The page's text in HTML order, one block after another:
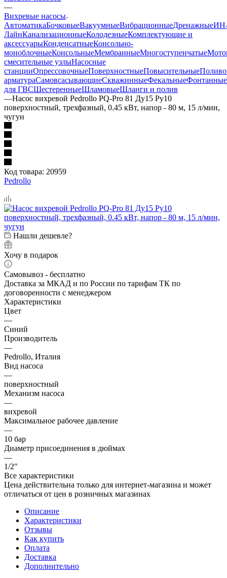
—
Вихревые насосы
АвтоматикаБочковыеВакуумныеВибрационныеДренажные
ЛайнКанализационныеКолодезныеКомплектующие и
аксессуарыКонденсатныеКонсольно-
моноблочныеКонсольныеМембранныеМногоступенчатые
смесительные узлыНасосные
станцииОпрессовочныеПоверхностныеПовысительные
арматураСамовсасывающиеСкважинныеФекальныеФонтанные
для ГВСШестеренныеШламовыеШланги и полив
—Насос вихревой Pedrollo PQ-Pro 81 Ду15 Ру10
поверхностный, трехфазный, 0.45 кВт, напор - 80 м, 15 л/мин,
чугун
Код товара: 20959
Pedrollo
Нашли дешевле?
Хочу в подарок
Самовывоз - бесплатно
Доставка за МКАД и по России по тарифам ТК по
договоренности с менеджером
Характеристики
Цвет
—
Синий
Производитель
—
Pedrollo, Италия
Вид насоса
—
поверхностный
Механизм насоса
—
вихревой
Максимальное рабочее давление
—
10 бар
Диаметр присоединения в дюймах
—
1/2″
Все характеристики
Цена действительна только для интернет-магазина и может
отличаться от цен в розничных магазинах
Описание
Характеристики
Отзывы
Как купить
Оплата
Доставка
Дополнительно